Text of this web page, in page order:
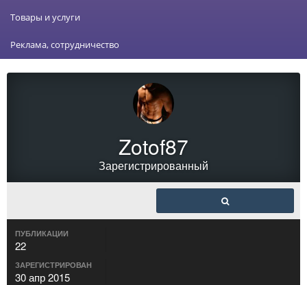
Товары и услуги
Реклама, сотрудничество
Zotof87
Зарегистрированный
ПУБЛИКАЦИИ
22
ЗАРЕГИСТРИРОВАН
30 апр 2015